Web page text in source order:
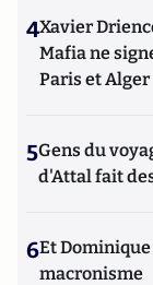
4Xavier
Mafia ne
Paris et Alger
5Gens du
d'Attal fait
6Et
macronisme